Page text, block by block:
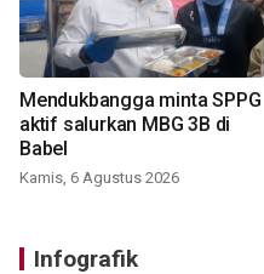
Mendukbangga minta SPPG
aktif salurkan MBG 3B di
Babel
Kamis, 6 Agustus 2026
Infografik